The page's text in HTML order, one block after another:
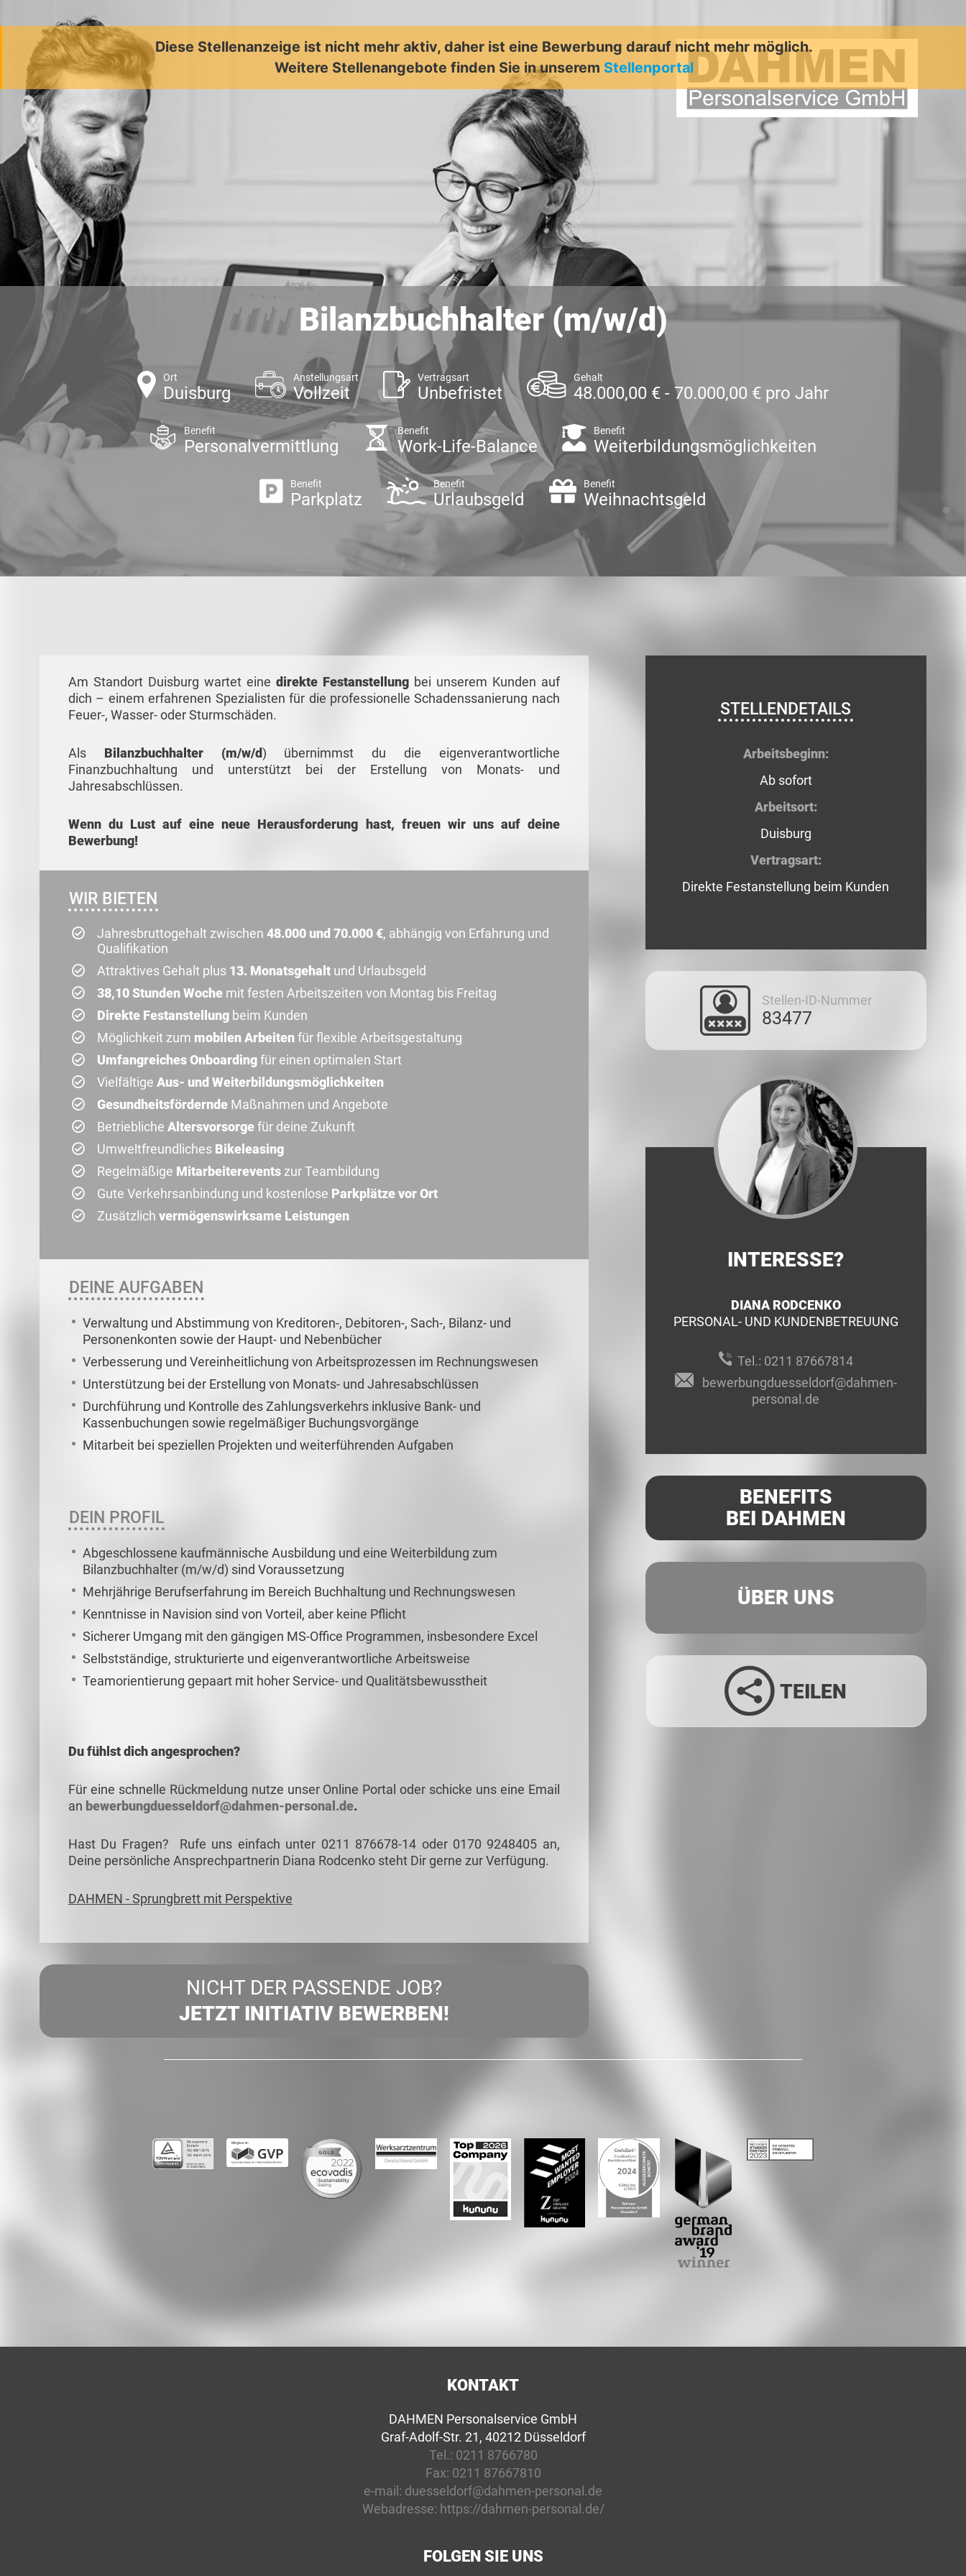
Diese Stellenanzeige ist nicht mehr aktiv, daher ist eine Bewerbung darauf nicht mehr möglich.
Weitere Stellenangebote finden Sie in unserem Stellenportal
Bilanzbuchhalter (m/w/d)
Ort
Duisburg
Anstellungsart
Vollzeit
Vertragsart
Unbefristet
Gehalt
48.000,00 € - 70.000,00 € pro Jahr
Benefit
Personalvermittlung
Benefit
Work-Life-Balance
Benefit
Weiterbildungsmöglichkeiten
Benefit
Parkplatz
Benefit
Urlaubsgeld
Benefit
Weihnachtsgeld
Am Standort Duisburg wartet eine direkte Festanstellung bei unserem Kunden auf
dich – einem erfahrenen Spezialisten für die professionelle Schadenssanierung nach
Feuer-, Wasser- oder Sturmschäden.
Als Bilanzbuchhalter (m/w/d) übernimmst du die eigenverantwortliche
Finanzbuchhaltung und unterstützt bei der Erstellung von Monats- und
Jahresabschlüssen.
Wenn du Lust auf eine neue Herausforderung hast, freuen wir uns auf deine
Bewerbung!
WIR BIETEN
Jahresbruttogehalt zwischen 48.000 und 70.000 €, abhängig von Erfahrung und
Qualifikation
Attraktives Gehalt plus 13. Monatsgehalt und Urlaubsgeld
38,10 Stunden Woche mit festen Arbeitszeiten von Montag bis Freitag
Direkte Festanstellung beim Kunden
Möglichkeit zum mobilen Arbeitenfür flexible Arbeitsgestaltung
Umfangreiches Onboardingfür einen optimalen Start
Vielfältige Aus- und Weiterbildungsmöglichkeiten
Gesundheitsfördernde Maßnahmen und Angebote
Betriebliche Altersvorsorgefür deine Zukunft
Umweltfreundliches Bikeleasing
Regelmäßige Mitarbeiterevents zur Teambildung
Gute Verkehrsanbindung und kostenlose Parkplätze vor Ort
Zusätzlich vermögenswirksame Leistungen
DEINE AUFGABEN
Verwaltung und Abstimmung von Kreditoren-, Debitoren-, Sach-, Bilanz- und
Personenkonten sowie der Haupt- und Nebenbücher
Verbesserung und Vereinheitlichung von Arbeitsprozessen im Rechnungswesen
Unterstützung bei der Erstellung von Monats- und Jahresabschlüssen
Durchführung und Kontrolle des Zahlungsverkehrs inklusive Bank- und
Kassenbuchungen sowie regelmäßiger Buchungsvorgänge
Mitarbeit bei speziellen Projekten und weiterführenden Aufgaben
DEIN PROFIL
Abgeschlossene kaufmännische Ausbildung und eine Weiterbildung zum
Bilanzbuchhalter (m/w/d) sind Voraussetzung
Mehrjährige Berufserfahrung im Bereich Buchhaltung und Rechnungswesen
Kenntnisse in Navision sind von Vorteil, aber keine Pflicht
Sicherer Umgang mit den gängigen MS-Office Programmen, insbesondere Excel
Selbstständige, strukturierte und eigenverantwortliche Arbeitsweise
Teamorientierung gepaart mit hoher Service- und Qualitätsbewusstheit
Du fühlst dich angesprochen?
Für eine schnelle Rückmeldung nutze unser Online Portal oder schicke uns eine Email
an bewerbungduesseldorf@dahmen-personal.de.
Hast Du Fragen? Rufe uns einfach unter 0211 876678-14 oder 0170 9248405 an,
Deine persönliche Ansprechpartnerin Diana Rodcenko steht Dir gerne zur Verfügung.
DAHMEN - Sprungbrett mit Perspektive
NICHT DER PASSENDE JOB?
JETZT INITIATIV BEWERBEN!
STELLENDETAILS
Arbeitsbeginn:
Ab sofort
Arbeitsort:
Duisburg
Vertragsart:
Direkte Festanstellung beim Kunden
Stellen-ID-Nummer
83477
INTERESSE?
DIANA RODCENKO
PERSONAL- UND KUNDENBETREUUNG
Tel.: 0211 87667814
bewerbungduesseldorf@dahmen-
personal.de
BENEFITS
BEI DAHMEN
ÜBER UNS
TEILEN
KONTAKT
DAHMEN Personalservice GmbH
Graf-Adolf-Str. 21, 40212 Düsseldorf
Tel.: 0211 8766780
Fax: 0211 87667810
e-mail: duesseldorf@dahmen-personal.de
Webadresse: https://dahmen-personal.de/
FOLGEN SIE UNS